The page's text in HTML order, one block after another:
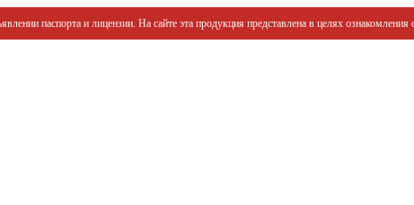
паспорта и лицензии. На сайте эта продукция представлена в целях ознакомления